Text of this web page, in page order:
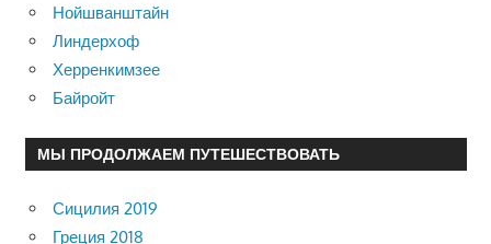
Нойшванштайн
Линдерхоф
Херренкимзее
Байройт
МЫ ПРОДОЛЖАЕМ ПУТЕШЕСТВОВАТЬ
Сицилия 2019
Греция 2018